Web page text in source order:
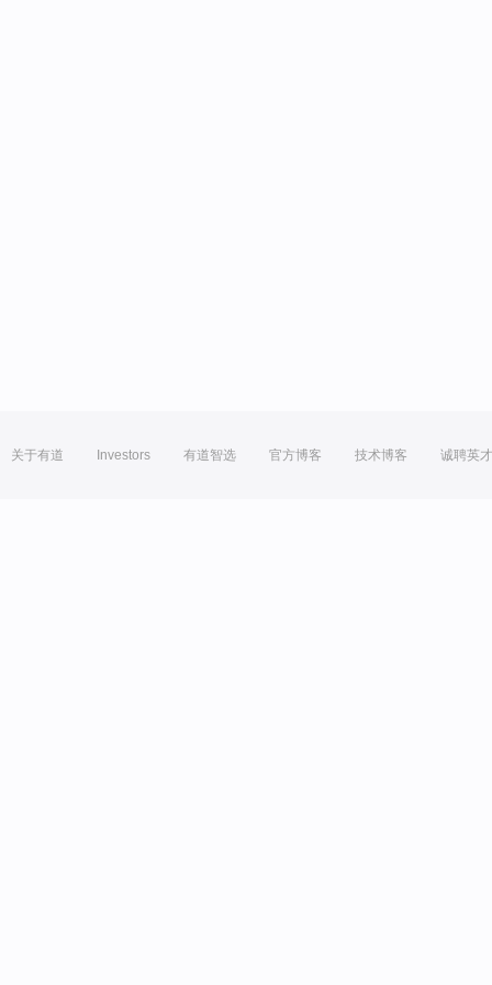
关于有道 Investors 有道智选 官方博客 技术博客 诚聘英才